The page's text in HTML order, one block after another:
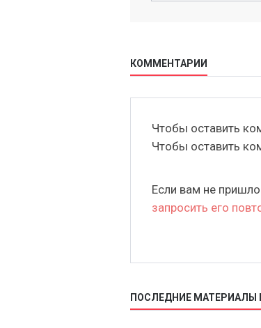
КОММЕНТАРИИ
Чтобы оставить
Чтобы оставить
Если вам не
запросить его
ПОСЛЕДНИЕ МАТЕРИАЛЫ